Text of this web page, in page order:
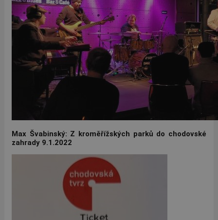
Max Švabinský: Z kroměřížských parků do chodovské
zahrady 9.1.2022